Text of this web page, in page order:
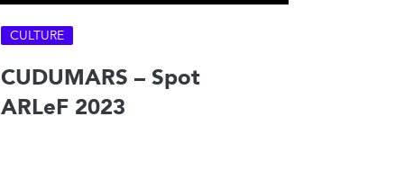
CULTURE
CUDUMARS – Spot
ARLeF 2023